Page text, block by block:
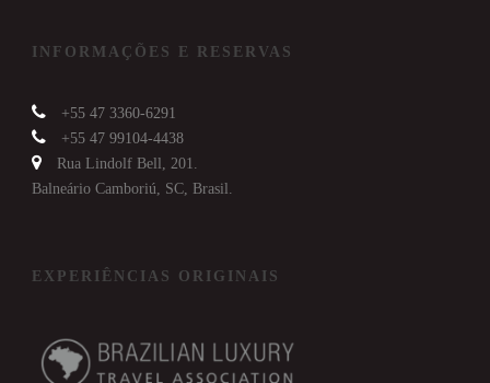
INFORMAÇÕES E RESERVAS
+55 47 3360-6291
+55 47 99104-4438
Rua Lindolf Bell, 201.
Balneário Camboriú, SC, Brasil.
EXPERIÊNCIAS ORIGINAIS